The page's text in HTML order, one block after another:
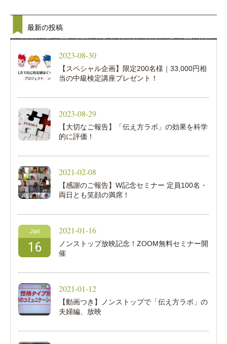
最新の投稿
2023-08-30
【スペシャル企画】限定200名様｜33,000円相
当の中級検定講座プレゼント！
2023-08-29
【大切なご報告】「伝え方ラボ」の効果を科学
的に評価！
2021-02-08
【感謝のご報告】W記念セミナー 定員100名・
両日とも笑顔の満席！
Jan
16
2021-01-16
ノンストップ放映記念！ZOOM無料セミナー開
催
2021-01-12
【動画つき】ノンストップで「伝え方ラボ」の
夫婦編、放映